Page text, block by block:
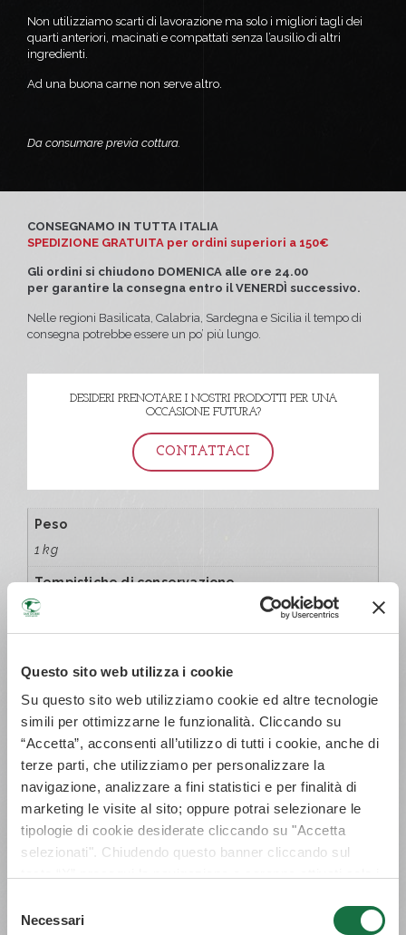
Questo sito web utilizza i cookie
Su questo sito web utilizziamo cookie ed altre tecnologie
simili per ottimizzarne le funzionalità. Cliccando su
“Accetta”, acconsenti all’utilizzo di tutti i cookie, anche di
terze parti, che utilizziamo per personalizzare la
navigazione, analizzare a fini statistici e per finalità di
marketing le visite al sito; oppure potrai selezionare le
tipologie di cookie desiderate cliccando su "Accetta
selezionati". Chiudendo questo banner cliccando sul
modificare le tue preferenze in ogni momento mediante il
delNecessari
Non utilizziamo scarti di lavorazione ma solo i migliori tagli dei
quarti anteriori, macinati e compattati senza l’ausilio di altri
ingredienti.
Ad una buona carne non serve altro.
Da consumare previa cottura.
CONSEGNAMO IN TUTTA ITALIA
SPEDIZIONE GRATUITA per ordini superiori a 150€
Gli ordini si chiudono DOMENICA alle ore 24.00
per garantire la consegna entro il VENERDÌ successivo.
Nelle regioni Basilicata, Calabria, Sardegna e Sicilia il tempo di
consegna potrebbe essere un po’ più lungo.
DESIDERI PRENOTARE I NOSTRI PRODOTTI PER UNA
OCCASIONE FUTURA?
CONTATTACI
Peso
1 kg
Tempistiche di conservazione
10 gg
frigo domestico
Tipologia di confezionamento
sottovuoto
Chianina I.G.P. – V.B.A.C.
Tagli
una selezione tra fesone di spalla, pancia, petto, collo,
reale.
ECSGCMVBACIGP*